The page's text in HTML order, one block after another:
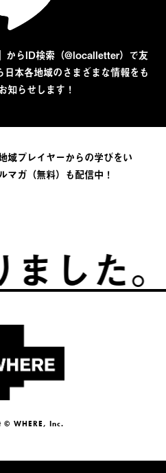
からID検索（@localletter）で友
本各地域のさまざまな情報をも
知らせします！
域プレイヤーからの学びをい
マガ（無料）も配信中！
た。ふ
WHERE, Inc.